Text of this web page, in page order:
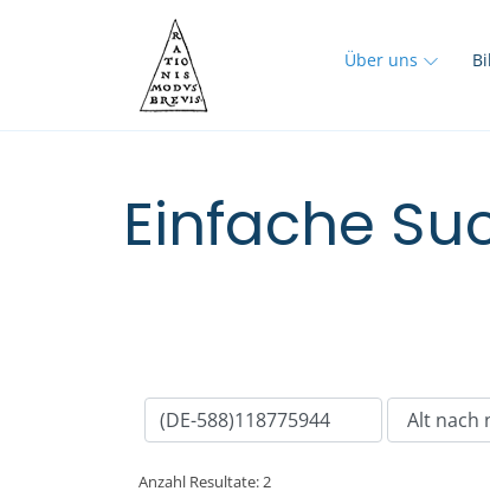
Über uns
Einfache
Anzahl Resultate: 2